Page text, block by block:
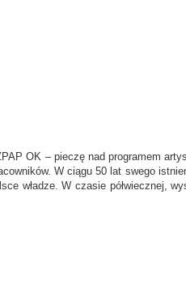
OK – pieczę nad programem
W ciągu 50 lat swego
władze. W czasie półwiecznej,